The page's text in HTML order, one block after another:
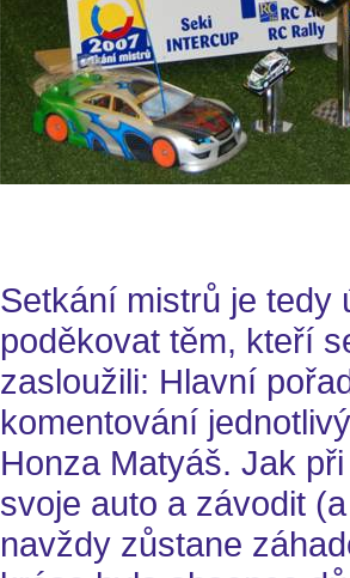
Setkání mistrů je tedy
poděkovat těm, kteří
zasloužili: Hlavní
komentování
Honza Matyáš. Jak
svoje auto a závodit
navždy zůstane